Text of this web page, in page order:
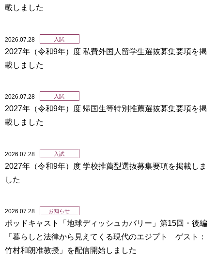
載しました
2026.07.28 入試
2027年（令和9年）度 私費外国人留学生選抜募集要項を掲
載しました
2026.07.28 入試
2027年（令和9年）度 帰国生等特別推薦選抜募集要項を掲
載しました
2026.07.28 入試
2027年（令和9年）度 学校推薦型選抜募集要項を掲載しま
した
2026.07.28 お知らせ
ポッドキャスト「地球ディッシュカバリー」第15回・後編
「暮らしと法律から見えてくる現代のエジプト ゲスト：
竹村和朗准教授」を配信開始しました